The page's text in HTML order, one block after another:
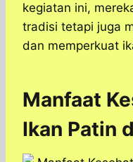
kegiatan ini,
tradisi tetapi juga
dan memperkuat
Manfaat
Ikan Patin